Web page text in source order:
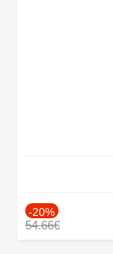
-20%
54.66€